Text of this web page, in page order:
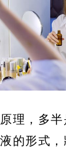
理，多
的形式